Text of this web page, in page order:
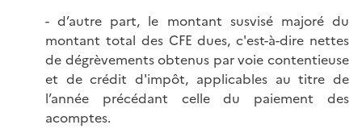
- d’autre part, le montant susvisé majoré du
montant total des CFE dues, c'est-à-dire nettes
de dégrèvements obtenus par voie contentieuse
et de crédit d'impôt, applicables au titre de
l’année précédant celle du paiement des
acomptes.